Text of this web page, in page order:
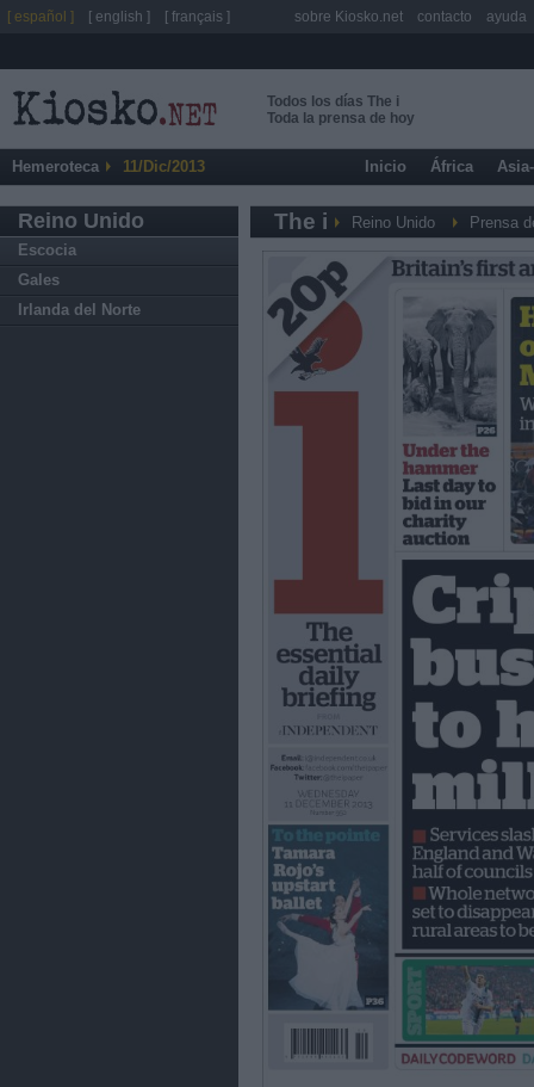
Todos los días The i
Toda la prensa de hoy
Hemeroteca 11/Dic/2013 Inicio África
Reino Unido
Escocia
Gales
Irlanda del Norte
The i Reino Unido Prensa
[ español ] [ english ] [ français ] sobre Kiosko.net contacto ayuda